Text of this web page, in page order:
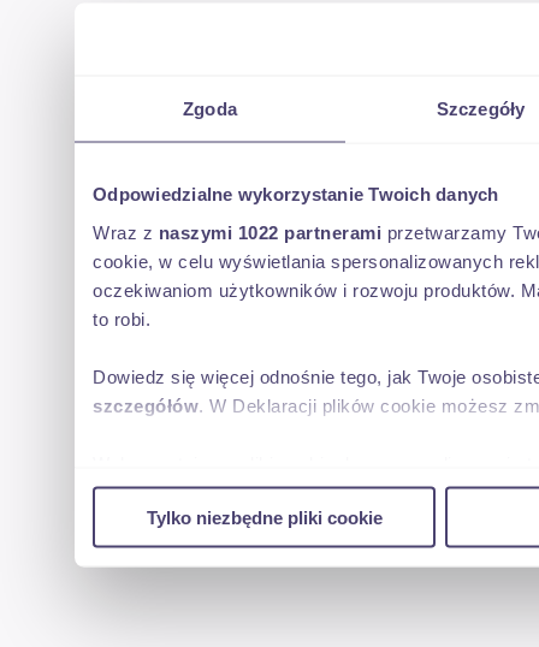
Zgoda Szczegóły
Odpowiedzialne wykorzystanie Twoich danych
Wraz z naszymi 1022 partnerami przetwarzamy
cookie, w celu wyświetlania spersonalizowanych
oczekiwaniom użytkowników i rozwoju produktów.
to robi.
Dowiedz się więcej odnośnie tego, jak Twoje
szczegółów . W Deklaracji plików cookie możesz
w naszej witrynie. Informacje o tym, jak korzystasz
reklamowym i analitycznym. Partnerzy mogą
uzyskanymi podczas korzystania z ich usług.
Tylko niezbędne pliki cookie